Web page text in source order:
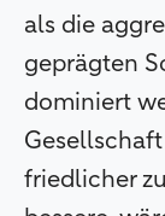
als die
geprägten
dominiert
friedlicher